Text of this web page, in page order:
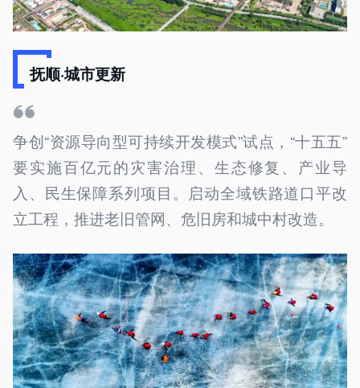
抚顺·城市更新
争创“资源导向型可持续开发模式”试点，“十五五”
要实施百亿元的灾害治理、生态修复、产业导
入、民生保障系列项目。启动全域铁路道口平改
立工程，推进老旧管网、危旧房和城中村改造。